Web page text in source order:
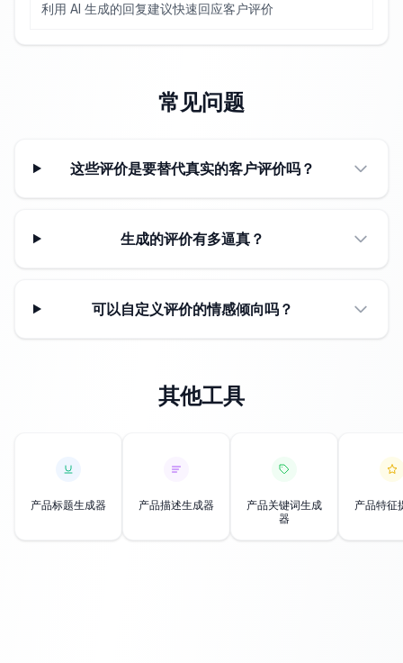
利用 AI 生成的回复建议快速回应客户评价
常见问题
这些评价是要替代真实的客户评价吗？
生成的评价有多逼真？
可以自定义评价的情感倾向吗？
其他工具
产品标题生成器 产品描述生成器
产品关键词生成
器
产品特征